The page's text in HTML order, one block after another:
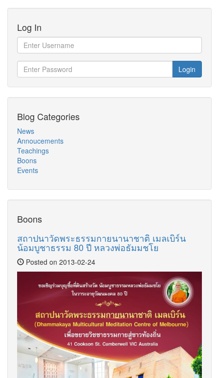
Log In
Login
Blog Categories
News
Annoucements
Teachings
Boons
Events
Boons
สถาปนาวัดพระธรรมกายนานาชาติ เมลเบิร์น
น้อมบูชาธรรม 80 ปี หลวงพ่อธัมมชโย
Posted on 2013-02-24